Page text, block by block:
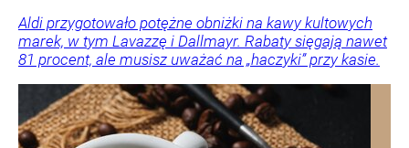
Aldi przygotowało potężne obniżki na kawy kultowych
marek, w tym Lavazzę i Dallmayr. Rabaty sięgają nawet
81 procent, ale musisz uważać na „haczyki” przy kasie.